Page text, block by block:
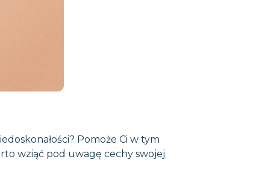
Pomoże Ci w tym
wziąć pod uwagę cechy swojej